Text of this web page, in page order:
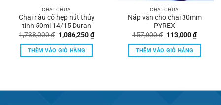
CHAI CHỨA
Chai nâu cổ hẹp nút thủy
tinh 50ml 14/15 Duran
1,738,000₫ Giá
gốc
là:
1,738,000 ₫.
1,086,250₫Giá
hiện
THÊM VÀO GIỎ HÀNG
CHAI CHỨA
Nắp vặn cho chai 30mm
PYREX
157,000₫ Giá
là:
157,000 ₫.
113,000₫Giá
hiện
tại
THÊM VÀO GIỎ HÀNG